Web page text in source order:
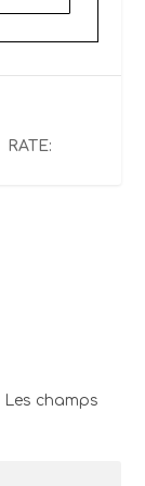
RATE:
Les champs